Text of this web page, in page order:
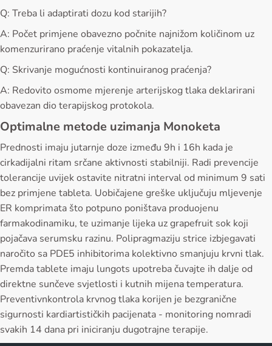
Q: Treba li adaptirati dozu kod starijih?
A: Počet primjene obavezno počnite najnižom količinom uz
komenzurirano praćenje vitalnih pokazatelja.
Q: Skrivanje mogućnosti kontinuiranog praćenja?
A: Redovito osmome mjerenje arterijskog tlaka deklarirani
obavezan dio terapijskog protokola.
Optimalne metode uzimanja Monoketa
Prednosti imaju jutarnje doze između 9h i 16h kada je
cirkadijalni ritam srčane aktivnosti stabilniji. Radi prevencije
tolerancije uvijek ostavite nitratni interval od minimum 9 sati
bez primjene tableta. Uobičajene greške uključuju mljevenje
ER komprimata što potpuno poništava produojenu
farmakodinamiku, te uzimanje lijeka uz grapefruit sok koji
pojačava serumsku razinu. Polipragmaziju strice izbjegavati
naročito sa PDE5 inhibitorima kolektivno smanjuju krvni tlak.
Premda tablete imaju lungots upotreba čuvajte ih dalje od
direktne sunčeve svjetlosti i kutnih mijena temperatura.
Preventivnkontrola krvnog tlaka korijen je bezgranične
sigurnosti kardiartističkih pacijenata - monitoring nomradi
svakih 14 dana pri iniciranju dugotrajne terapije.